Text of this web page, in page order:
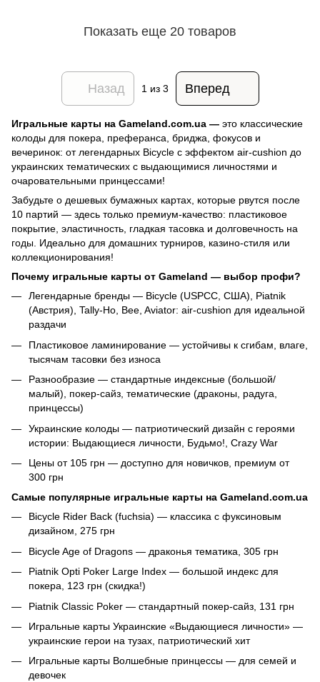
Показать еще 20 товаров
Назад 1из 3 Вперед
Игральные карты на Gameland.com.ua — это классические
колоды для покера, преферанса, бриджа, фокусов и
вечеринок: от легендарных Bicycle с эффектом air-cushion до
украинских тематических с выдающимися личностями и
очаровательными принцессами!
Забудьте о дешевых бумажных картах, которые рвутся после
10 партий — здесь только премиум-качество: пластиковое
покрытие, эластичность, гладкая тасовка и долговечность на
годы. Идеально для домашних турниров, казино-стиля или
коллекционирования!
Почему игральные карты от Gameland — выбор профи?
Легендарные бренды — Bicycle (USPCC, США), Piatnik
(Австрия), Tally-Ho, Bee, Aviator: air-cushion для идеальной
раздачи
Пластиковое ламинирование — устойчивы к сгибам, влаге,
тысячам тасовки без износа
Разнообразие — стандартные индексные (большой/
малый), покер-сайз, тематические (драконы, радуга,
принцессы)
Украинские колоды — патриотический дизайн с героями
истории: Выдающиеся личности, Будьмо!, Crazy War
Цены от 105 грн — доступно для новичков, премиум от
300 грн
Самые популярные игральные карты на Gameland.com.ua
Bicycle Rider Back (fuchsia) — классика с фуксиновым
дизайном, 275 грн
Bicycle Age of Dragons — драконья тематика, 305 грн
Piatnik Opti Poker Large Index — большой индекс для
покера, 123 грн (скидка!)
Piatnik Classic Poker — стандартный покер-сайз, 131 грн
Игральные карты Украинские «Выдающиеся личности» —
украинские герои на тузах, патриотический хит
Игральные карты Волшебные принцессы — для семей и
девочек